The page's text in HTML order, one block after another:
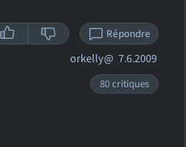
Répondre
orkelly@ 7.6.2009
80 critiques